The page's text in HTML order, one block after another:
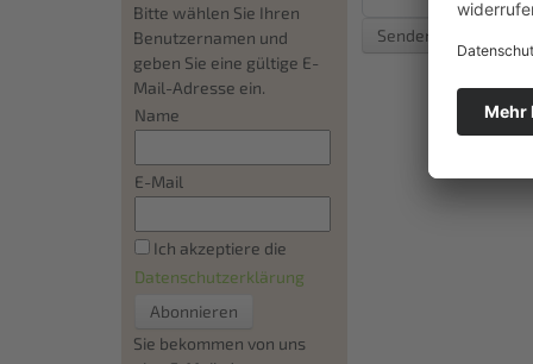
Bitte wählen Sie Ihren
Benutzernamen und
geben Sie eine gültige E-
Mail-Adresse ein.
Name
E-Mail
Ich akzeptiere die
Datenschutzerklärung
Sie bekommen von uns
Senden